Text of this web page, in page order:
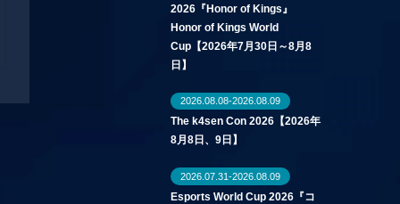
2026『Honor of Kings』
Honor of Kings World
Cup【2026年7月30日～8月8
日】
2026.08.08-2026.08.09
The k4sen Con 2026【2026年
8月8日、9日】
2026.07.31-2026.08.09
Esports World Cup 2026『コ